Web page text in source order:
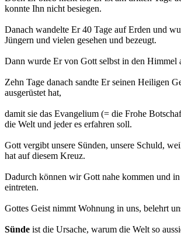
konnte Ihn nicht besiegen.
Danach wandelte Er 40 Tage auf Erden und
Jüngern und vielen gesehen und bezeugt.
Dann wurde Er von Gott selbst in den Himmel
Zehn Tage danach sandte Er seinen Heiligen
ausgerüstet hat,
damit sie das Evangelium (= die Frohe
die Welt und jeder es erfahren soll.
Gott vergibt unsere Sünden, unsere Schuld,
hat auf diesem Kreuz.
Dadurch können wir Gott nahe kommen und
eintreten.
Gottes Geist nimmt Wohnung in uns, belehrt
Sünde ist die Ursache, warum die Welt so